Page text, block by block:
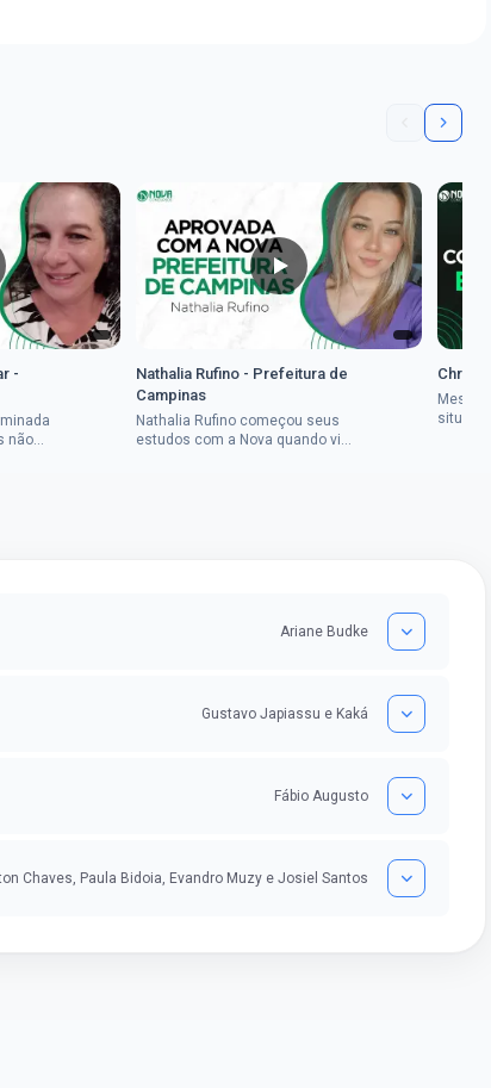
-
não
Nathalia Rufino - Prefeitura de
Campinas
Nathalia Rufino começou seus
estudos com a Nova quando viu
Mesmo
Ariane Budke
Gustavo Japiassu e Kaká
Fábio Augusto
Chaves, Paula Bidoia, Evandro Muzy e Josiel Santos